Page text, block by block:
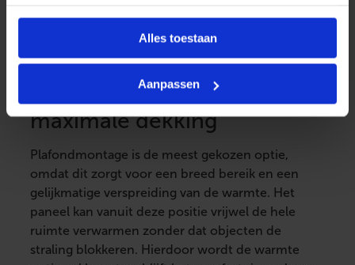
Alles toestaan
Aanpassen
De beste plaatsing van
een infraroodpaneel
Plafondmontage voor
maximale dekking
Plafondmontage is de meest gekozen optie,
omdat dit zorgt voor een breed bereik en een
gelijkmatige verspreiding van de warmte. Het
paneel kan vanuit deze positie vrijwel de hele
ruimte verwarmen zonder dat objecten de
straling blokkeren. Hierdoor wordt de warmte